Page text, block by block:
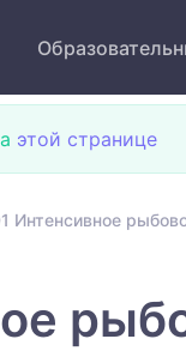
этой странице
Интенсивное